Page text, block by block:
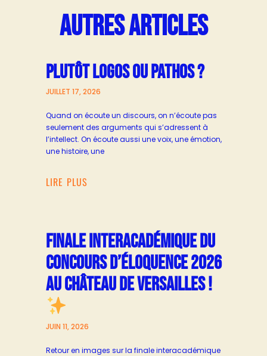
AUTRES ARTICLES
PLUTÔT LOGOS OU PATHOS ?
JUILLET 17, 2026
Quand on écoute un discours, on n’écoute pas
seulement des arguments qui s’adressent à
l’intellect. On écoute aussi une voix, une émotion,
une histoire, une
LIRE PLUS
FINALE INTERACADÉMIQUE DU
CONCOURS D’ÉLOQUENCE 2026
AU CHÂTEAU DE VERSAILLES !
JUIN 11, 2026
Retour en images sur la finale interacadémique